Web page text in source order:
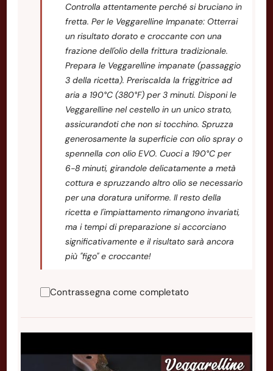
Controlla attentamente perché si bruciano in
fretta. Per le Veggarelline Impanate: Otterrai
un risultato dorato e croccante con una
frazione dell'olio della frittura tradizionale.
Prepara le Veggarelline impanate (passaggio
3 della ricetta). Preriscalda la friggitrice ad
aria a 190°C (380°F) per 3 minuti. Disponi le
Veggarelline nel cestello in un unico strato,
assicurandoti che non si tocchino. Spruzza
generosamente la superficie con olio spray o
spennella con olio EVO. Cuoci a 190°C per
6-8 minuti, girandole delicatamente a metà
cottura e spruzzando altro olio se necessario
per una doratura uniforme. Il resto della
ricetta e l'impiattamento rimangono invariati,
ma i tempi di preparazione si accorciano
significativamente e il risultato sarà ancora
più "figo" e croccante!
Contrassegna come completato